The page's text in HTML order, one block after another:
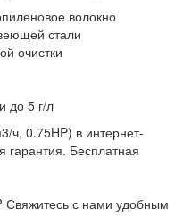
волокно
стали
очистки
до 5 г/л
ч, 0.75HP) в интернет-
Бесплатная
Свяжитесь с нами удобным